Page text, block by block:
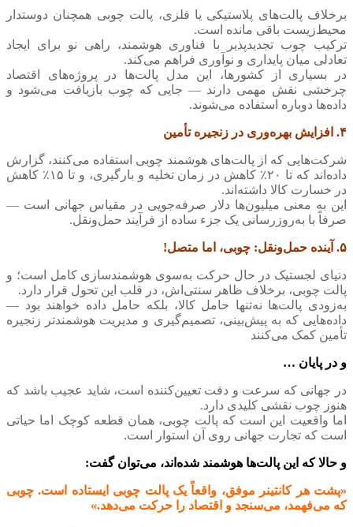
برخلاف پالت‌های پلاستیکی یا فلزی، پالت چوبی همچنان دوستدار
محیط‌زیست باقی مانده است.
ترکیب چوب تجدیدپذیر با فناوری هوشمند، راهی نو برای ایجاد
تعادلی میان پایداری و نوآوری فراهم می‌کند.
در بسیاری از کشورها، این مدل پالت‌ها در پروژه‌های اقتصاد
چرخشی نقش مهمی دارند — جایی که چوب بازیافت می‌شود و
داده‌ها دوباره استفاده می‌شوند.
۴. افزایش بهره‌وری در زنجیره تأمین
شرکت‌هایی که از پالت‌های هوشمند چوبی استفاده می‌کنند، گزارش
داده‌اند که تا ۲۰٪ کاهش در زمان تخلیه و بارگیری، و تا ۱۵٪ کاهش
در خسارت کالا داشته‌اند.
این به معنی میلیون‌ها دلار صرفه‌جویی در مقیاس جهانی است —
صرفاً با به‌روزرسانی یک جزء ساده از فرآیند حمل‌ونقل.
۵. آینده حمل‌ونقل: چوبی، اما متصل!
دنیای لجستیک در حال حرکت به‌سوی هوشمندسازی کامل است؛ و
پالت چوبی، برخلاف ظاهر سنتی‌اش، در قلب این تحول قرار دارد.
به‌زودی پالت‌ها نه‌تنها حامل کالا، بلکه حامل داده خواهند بود —
داده‌هایی که به پیش‌بینی، تصمیم‌گیری و مدیریت هوشمندتر زنجیره
تأمین کمک می‌کنند
و در پایان …
در جهانی که سرعت و دقت تعیین‌کننده است، شاید عجیب باشد که
هنوز چوب نقشی کلیدی دارد.
اما واقعیت این است که پالت چوبی، همان قطعه کوچک اما حیاتی
است که تجارت جهانی روی آن استوار است.
و حالا که این پالت‌ها هوشمند شده‌اند، می‌توان گفت:
«پشت هر کانتینر موفق، واقعاً یک پالت چوبی ایستاده است. چوبی
که می‌فهمد، می‌سنجد و اقتصاد را حرکت می‌دهد.»